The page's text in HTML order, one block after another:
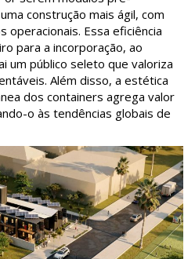
construção mais ágil, com
operacionais. Essa eficiência
para a incorporação, ao
um público seleto que valoriza
Além disso, a estética
dos containers agrega valor
o às tendências globais de